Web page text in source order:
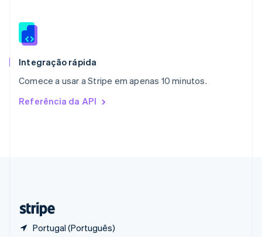
Integração rápida
Comece a usar a Stripe em apenas 10 minutos.
Referência da API
Portugal (Português)
RAE de Hong Kong, China
Reino Unido
English
English
English